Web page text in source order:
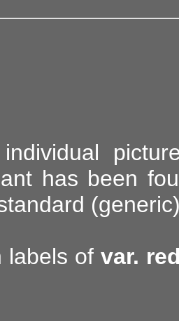
has been
labels of var.